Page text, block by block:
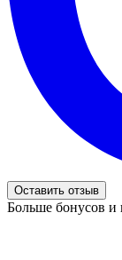
Оставить отзыв
Больше бонусов